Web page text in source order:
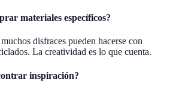
materiales específicos?
disfraces pueden hacerse con
La creatividad es lo que cuenta.
inspiración?